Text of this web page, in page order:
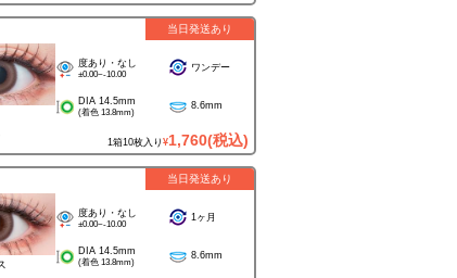
度あり・なし
±0.00~-10.00
ワンデー
DIA 14.5mm
(着色 13.8mm)
8.6mm
1箱10枚入り ¥1,760(税込)
当日発送あり
度あり・なし
±0.00~-10.00
1ヶ月
DIA 14.5mm
(着色 13.8mm)
8.6mm
当日発送あり